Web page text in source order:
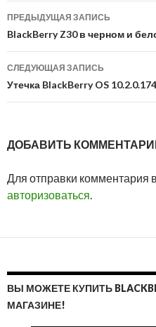
Навигация
по
записям
ПРЕДЫДУЩАЯ ЗАПИСЬ
BlackBerry Z30 в черном и
СЛЕДУЮЩАЯ ЗАПИСЬ
Утечка BlackBerry OS
ДОБАВИТЬ
Для отправки комментария
авторизоваться.
ВЫ МОЖЕТЕ КУПИТЬ
МАГАЗИНЕ!